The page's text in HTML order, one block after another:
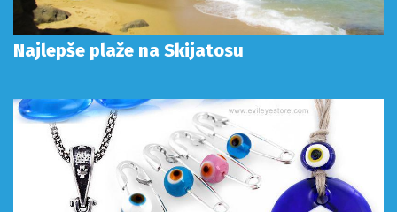
Najlepše plaže na Skijatosu